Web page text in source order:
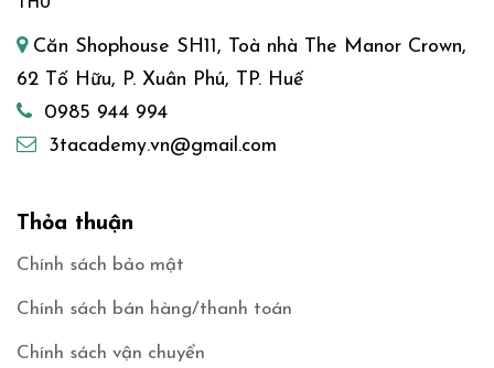
THU
Căn Shophouse SH11, Toà nhà The Manor Crown,
62 Tố Hữu, P. Xuân Phú, TP. Huế
0985 944 994
3tacademy.vn@gmail.com
Thỏa thuận
Chính sách bảo mật
Chính sách bán hàng/thanh toán
Chính sách vận chuyển